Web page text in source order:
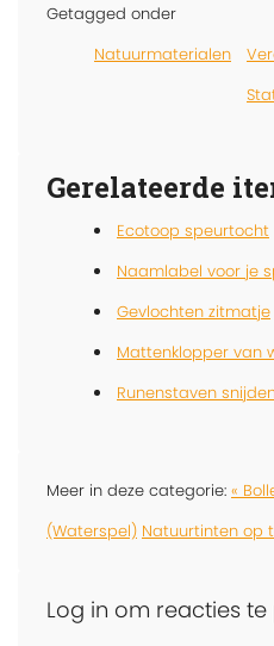
Getagged onder
Natuurmaterialen
Gerelateerde
Ecotoop speurtocht
Naamlabel voor je
Gevlochten zitmatje
Mattenklopper van
Runenstaven
Meer in deze categorie: «
(Waterspel) Natuurtinten op
Log in om reacties